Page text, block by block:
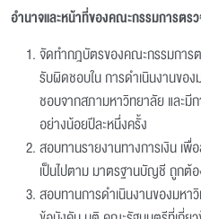
อำนาจและหน้าที่ของคณะกรรมการตร
จัดทำกฎบัตรของคณะกรรมการ
รับผิดชอบใน การดำเนินงานขอ
ชอบจากสภามหาวิทยาลัย และมี
อย่างน้อยปีละหนึ่งครั้ง
สอบทานรายงานทางการเงิน เพื่
เป็นไปตาม มาตรฐานบัญชี ถูกต้
สอบทานการดำเนินงานของมหา